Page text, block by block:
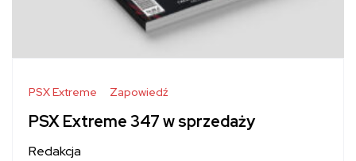
PSX Extreme Zapowiedź
PSX Extreme 347 w sprzedaży
Redakcja